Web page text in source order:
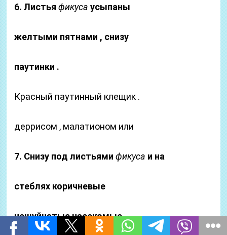
6. Листьяфикуса усыпаны
желтыми пятнами , снизу
паутинки .
Красный паутинный клещик .
деррисом , малатионом или
7. Снизу под листьямификуса и на
стеблях коричневые
чешуйчатые насекомые.